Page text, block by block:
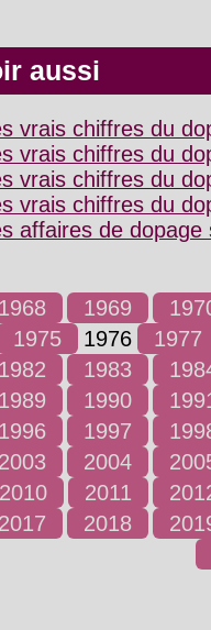
aussi
vrais chiffres du
vrais chiffres du
vrais chiffres du
vrais chiffres du
affaires de dopage
1968 1969
1975
1976
1977
1982
1983
1989
1990
1996
1997
2003
2004
2010
2011
2017
2018